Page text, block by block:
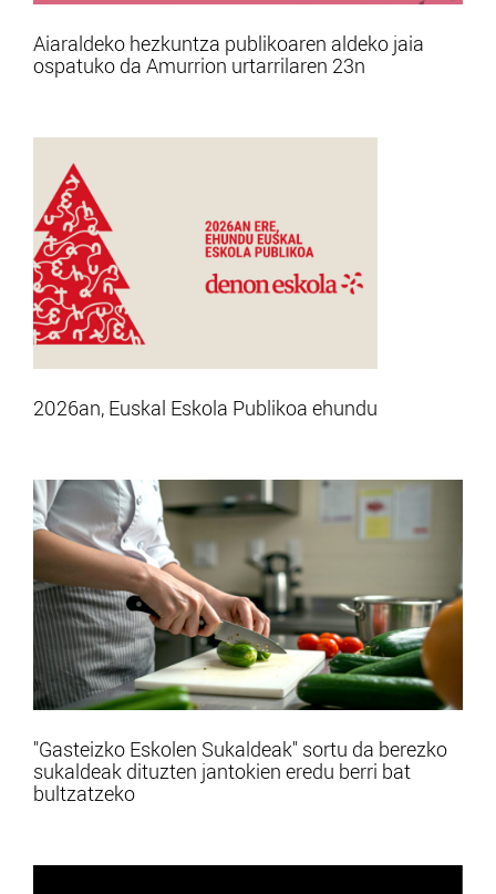
Aiaraldeko hezkuntza publikoaren aldeko jaia
ospatuko da Amurrion urtarrilaren 23n
2026an, Euskal Eskola Publikoa ehundu
"Gasteizko Eskolen Sukaldeak" sortu da berezko
sukaldeak dituzten jantokien eredu berri bat
bultzatzeko